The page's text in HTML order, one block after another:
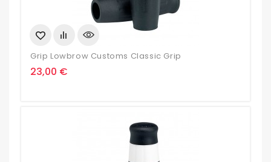
Grip Lowbrow Customs Classic Grip
Prix
23,00 €